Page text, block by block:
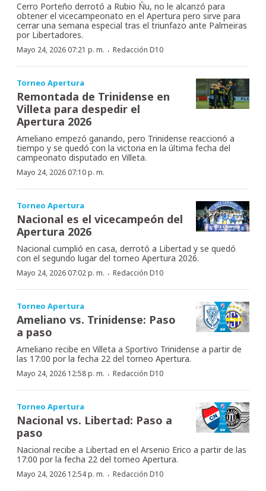
Cerro Porteño derrotó a Rubio Ñu, no le alcanzó para
obtener el vicecampeonato en el Apertura pero sirve para
cerrar una semana especial tras el triunfazo ante Palmeiras
por Libertadores.
Mayo 24, 2026 07:21 p. m. · Redacción D10
Torneo Apertura
Remontada de Trinidense en
Villeta para despedir el
Apertura 2026
Ameliano empezó ganando, pero Trinidense reaccionó a
tiempo y se quedó con la victoria en la última fecha del
campeonato disputado en Villeta.
Mayo 24, 2026 07:10 p. m.
Torneo Apertura
Nacional es el vicecampeón del
Apertura 2026
Nacional cumplió en casa, derrotó a Libertad y se quedó
con el segundo lugar del torneo Apertura 2026.
Mayo 24, 2026 07:02 p. m. · Redacción D10
Torneo Apertura
Ameliano vs. Trinidense: Paso
a paso
Ameliano recibe en Villeta a Sportivo Trinidense a partir de
las 17:00 por la fecha 22 del torneo Apertura.
Mayo 24, 2026 12:58 p. m. · Redacción D10
Torneo Apertura
Nacional vs. Libertad: Paso a
paso
Nacional recibe a Libertad en el Arsenio Erico a partir de las
17:00 por la fecha 22 del torneo Apertura.
Mayo 24, 2026 12:54 p. m. · Redacción D10